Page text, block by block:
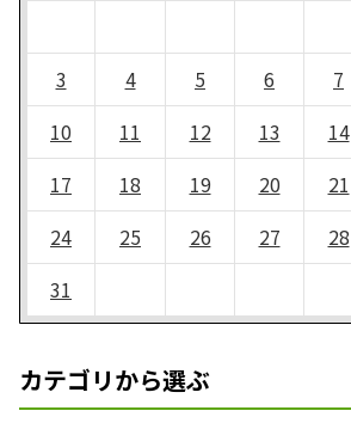
3
4 5 6 7
10
11 12 13 14
17
18 19 20 21
24
25 26 27 28
31
カテゴリから選ぶ